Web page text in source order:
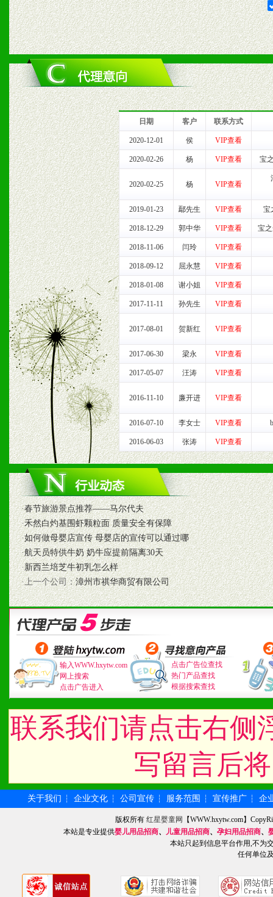
2、对于临期，滞销品给予
六、服务优势
1、完善的信息服务咨询中
我们将及时回复您的疑问。
2、售后服务：突发性产品
以及时受理记录并合理妥
3、我们时刻整理各区销售
时收编销售效果显着的案
七、招商代理（全国各地）
1、认同我们的经营理念。
2、具备较好商业信誉和资
3、具备区域内良好的终端
4、具备一定业务团队能力
道，医药渠道并为之提供
5、具备较强的市场操作意
八、品牌产品
1、不断提升品牌的知名度
2、不断开创新产品不断满
化。
九、加盟优势
1、广告企划支持：产品
品全面配赠，免费提供软
册、专柜咨询手册等各种
2、市场保护支持：供优质
统一底价供货、严格保证
3、对代理商、经销商提
单，税务发票，产品质量
4、营销技术支持：因地
专柜、社区、HS、名人营
5、返利奖励支持：累计进
日期 客户 联系方式
2020-12-01 侯 VIP查看
2020-02-26 杨 VIP查看 宝
2020-02-25 杨 VIP查看
2019-01-23 鄢先生 VIP查看 宝
2018-12-29 郭中华 VIP查看 宝
2018-11-06 闫玲 VIP查看
2018-09-12 屈永慧 VIP查看
2018-01-08 谢小姐 VIP查看
2017-11-11 孙先生 VIP查看
2017-08-01 贺新红 VIP查看
2017-06-30 梁永 VIP查看
2017-05-07 汪涛 VIP查看
2016-11-10 廉开进 VIP查看
2016-07-10 李女士 VIP查看
2016-06-03 张涛 VIP查看
·春节旅游景点推荐——马尔代夫
·禾然白灼基围虾颗粒面 质量安全有保障
·如何做母婴店宣传 母婴店的宣传可以通过哪
·航天员特供牛奶 奶牛应提前隔离30天
·新西兰培芝牛初乳怎么样
·上一个公司：漳州市祺华商贸有限公司
输入WWW.hxytw.com
网上搜索
点击广告进入
点击广告位查找
热门产品查找
根据搜索查找
联系我们请点击右侧
写留言后
关于我们 ┆ 企业文化 ┆ 公司宣传 ┆ 服务范围 ┆ 宣传推广 ┆ 企
版权所有红星婴童网
【WWW.hxytw.com】
本站是专业提供婴儿用品招商、 儿童用品招商、 孕妇用品招商、
本站只起到信息平台作用,不为
任何单位